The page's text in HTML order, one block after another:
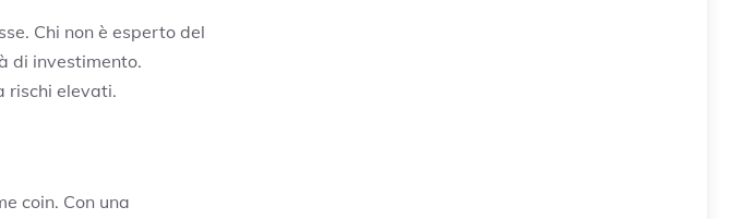
Chi non è esperto del
di investimento.
rischi elevati.
coin. Con una